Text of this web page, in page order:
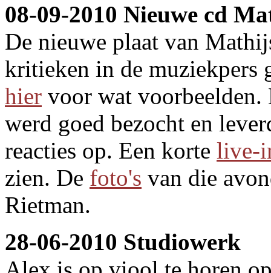
08-09-2010 Nieuwe cd
De nieuwe plaat van
kritieken in de
hier voor wat voorbeelden.
werd goed bezocht en
reacties op. Een korte live-
zien. De foto's van die
Rietman.
28-06-2010 Studiowerk